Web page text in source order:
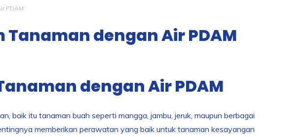
PDAM
dengan Air PDAM
dengan Air PDAM
baik itu tanaman buah seperti mangga, jambu, jeruk, maupun berbagai
memberikan perawatan yang baik untuk tanaman kesayangan